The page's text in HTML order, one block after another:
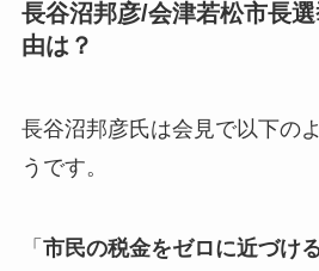
長谷沼邦彦/会津若松市長
由は？
長谷沼邦彦氏は会見で以下の
うです。
「 市民の税金をゼロに近づけ